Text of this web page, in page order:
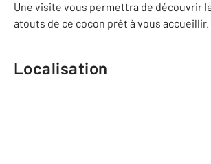
Une visite vous permettra de découvrir
atouts de ce cocon prêt à vous accueillir.
Localisation